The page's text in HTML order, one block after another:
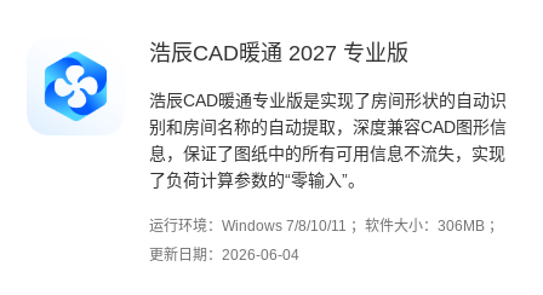
浩辰CAD暖通 2027 专业版
浩辰CAD暖通专业版是实现了房间形状的自动识
别和房间名称的自动提取，深度兼容CAD图形信
息，保证了图纸中的所有可用信息不流失，实现
了负荷计算参数的“零输入”。
运行环境：Windows 7/8/10/11 ；软件大小：306MB ；
更新日期：2026-06-04